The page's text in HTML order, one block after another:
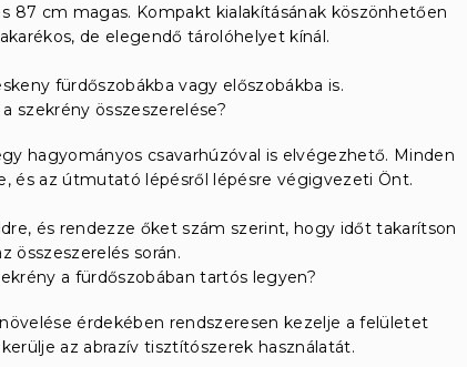
87 cm magas. Kompakt kialakításának köszönhetően
de elegendő tárolóhelyet kínál.
fürdőszobákba vagy előszobákba is.
szekrény összeszerelése?
hagyományos csavarhúzóval is elvégezhető. Minden
és az útmutató lépésről lépésre végigvezeti Önt.
és rendezze őket szám szerint, hogy időt takarítson
összeszerelés során.
a fürdőszobában tartós legyen?
érdekében rendszeresen kezelje a felületet
az abrazív tisztítószerek használatát.